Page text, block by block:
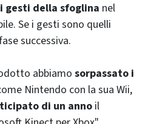
gesti della sfoglina nel
Se i gesti sono quelli
successiva.
abbiamo sorpassato i
Nintendo con la sua Wii,
di un anno il